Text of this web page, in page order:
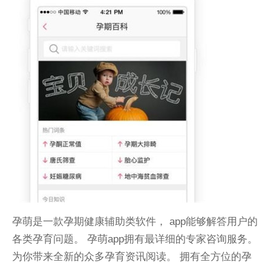
孕萌是一款孕期健康辅助类软件， app能够解答用户的
各类孕育问题。 孕萌app拥有最详细的专家咨询服务。
为你带来全新的众多孕育资讯阅读。 拥有全方位的孕